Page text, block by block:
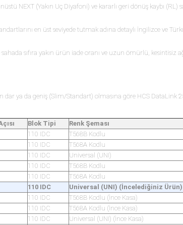
NEXT (Yakın Uç Diyafoni) ve kararlı geri dönüş kaybı (RL)
en üst seviyede tutmak adına detaylı İngilizce ve
sıfıra yakın ürün iade oranı ve uzun ömürlü, kesintisiz
dar ya da geniş (Slim/Standart) olmasına göre HCS DataLink
Blok Tipi
Renk Şeması
110 IDC
T568B Kodlu
110 IDC
T568A Kodlu
110 IDC
Universal (UNI)
110 IDC
T568B Kodlu
110 IDC
T568A Kodlu
110 IDC
Universal (UNI) (İncelediğiniz Ürün)
110 IDC
T568B Kodlu (İnce Kasa)
110 IDC
T568A Kodlu (İnce Kasa)
110 IDC
Universal (UNI) (İnce Kasa)